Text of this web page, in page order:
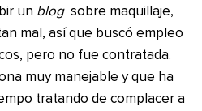
un blog sobre maquillaje,
mal, así que buscó empleo
pero no fue contratada.
muy manejable y que ha
tratando de complacer a